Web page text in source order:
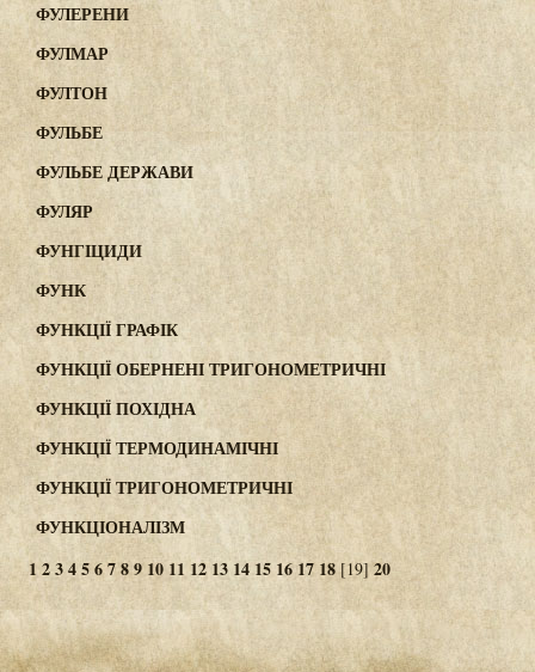
ФУЛЕРЕНИ
ФУЛМАР
ФУЛТОН
ФУЛЬБЕ
ФУЛЬБЕ ДЕРЖАВИ
ФУЛЯР
ФУНГІЦИДИ
ФУНК
ФУНКЦІЇ ГРАФІК
ФУНКЦІЇ ОБЕРНЕНІ ТРИГОНОМЕТРИЧНІ
ФУНКЦІЇ ПОХІДНА
ФУНКЦІЇ ТЕРМОДИНАМІЧНІ
ФУНКЦІЇ ТРИГОНОМЕТРИЧНІ
ФУНКЦІОНАЛІЗМ
123456789 10 11 12 13 1415 16 17 18[19]20